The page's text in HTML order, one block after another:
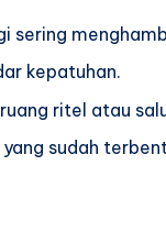
sering
kepatuhan.
ritel atau
sudah